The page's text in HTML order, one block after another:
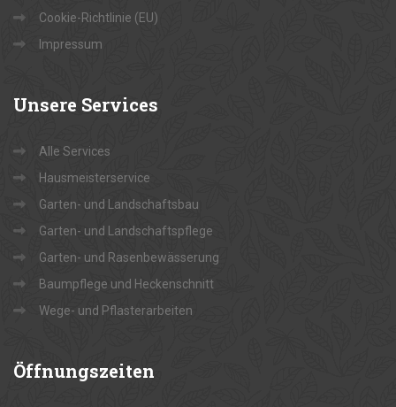
Cookie-Richtlinie (EU)
Impressum
Unsere Services
Alle Services
Hausmeisterservice
Garten- und Landschaftsbau
Garten- und Landschaftspflege
Garten- und Rasenbewässerung
Baumpflege und Heckenschnitt
Wege- und Pflasterarbeiten
Öffnungszeiten